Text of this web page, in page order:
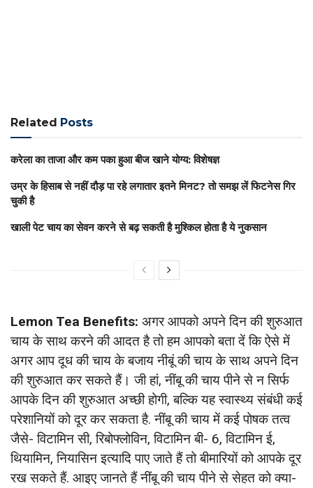
Related Posts
करेला का ताजा और कम पका हुआ बीज खाने योग्य: विशेषज्ञ
उम्र के हिसाब से नहीं दौड़ पा रहे लगातार इतने मिनट? तो समझ लें फिटनेस गिर
चुकी है
खाली पेट चाय का सेवन करने से बढ़ सकती है मुश्किल होता है ये नुकसान
Lemon Tea Benefits: अगर आपको अपने दिन की शुरुआत
चाय के साथ करने की आदत है तो हम आपको बता दें कि ऐसे में
अगर आप दूध की चाय के बजाय नीबूं की चाय के साथ अपने दिन
की शुरुआत कर सकते हैं। जी हां, नींबू की चाय पीने से न सिर्फ
आपके दिन की शुरुआत अच्छी होगी, बल्कि यह स्वास्थ्य संबंधी कई
परेशानियों को दूर कर सकता है. नींबू की चाय में कई पोषक तत्व
जैसे- विटामिन सी, रिबोफ्लोविन, विटामिन बी- 6, विटामिन ई,
थियामिन, नियासिन इत्यादि पाए जाते हैं तो बीमारियों को आपके दूर
रख सकते हैं. आइए जानते हैं नींबू की चाय पीने से सेहत को क्या-